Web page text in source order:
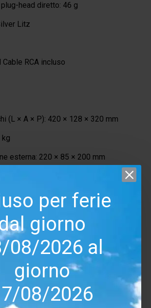
per ferie
giorno
08/2026 al
giorno
08/2026
head diretto: 46 g
Litz
Cable RCA incluso
(L × A × P): 420 × 128 × 320 mm
kg
esterna: 220 × 85 × 200 mm
kg
Model 6 Classic
9R
esterna
S2-R